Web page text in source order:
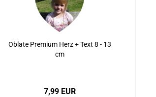
Oblate Premium Herz + Text 8 - 13
cm
7,99 EUR